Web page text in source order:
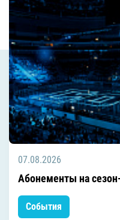
07.08.2026
Абонементы на
События